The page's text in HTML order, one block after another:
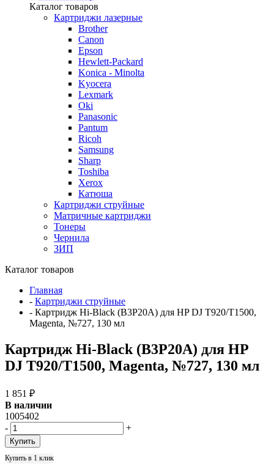
Каталог товаров
Картриджи лазерные
Brother
Canon
Epson
Hewlett-Packard
Konica - Minolta
Kyocera
Lexmark
Oki
Panasonic
Pantum
Ricoh
Samsung
Sharp
Toshiba
Xerox
Катюша
Картриджи струйные
Матричные картриджи
Тонеры
Чернила
ЗИП
Каталог товаров
Главная
- Картриджи струйные
- Картридж Hi-Black (B3P20A) для HP DJ T920/T1500,
Magenta, №727, 130 мл
Картридж Hi-Black (B3P20A) для HP
DJ T920/T1500, Magenta, №727, 130 мл
1 851 ₽
В наличии
1005402
-
+
Купить в 1 клик